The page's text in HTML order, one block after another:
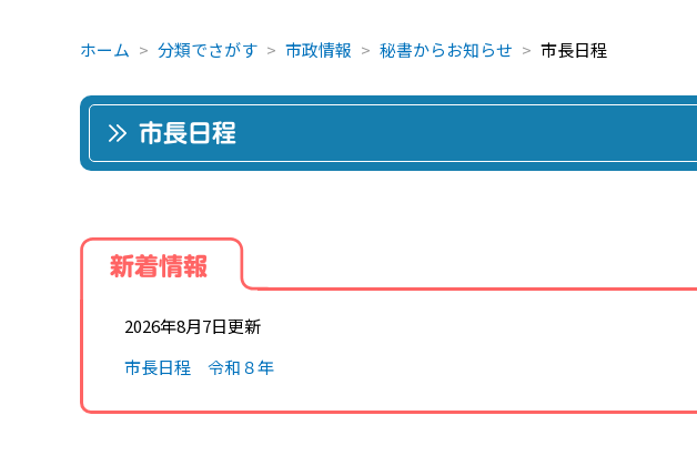
ホーム 分類でさがす 市政情報 秘書からお知らせ 市長日程
市長日程
新着情報
2026年8月7日更新
市長日程 令和８年